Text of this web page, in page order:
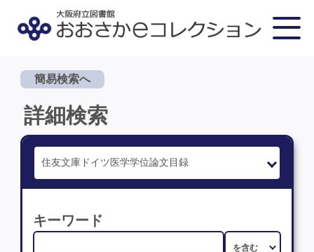
簡易検索へ
詳細検索
キーワード